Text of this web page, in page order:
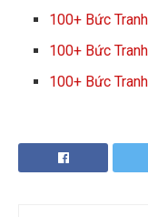
100+ Bức
100+ Bức
100+ Bức